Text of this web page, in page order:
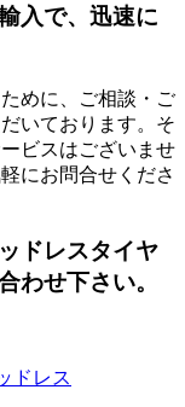
入で、迅速に
めに、ご相談・ご
いております。そ
ビスはございませ
にお問合せくださ
ドレスタイヤ
わせ下さい。
ドレス